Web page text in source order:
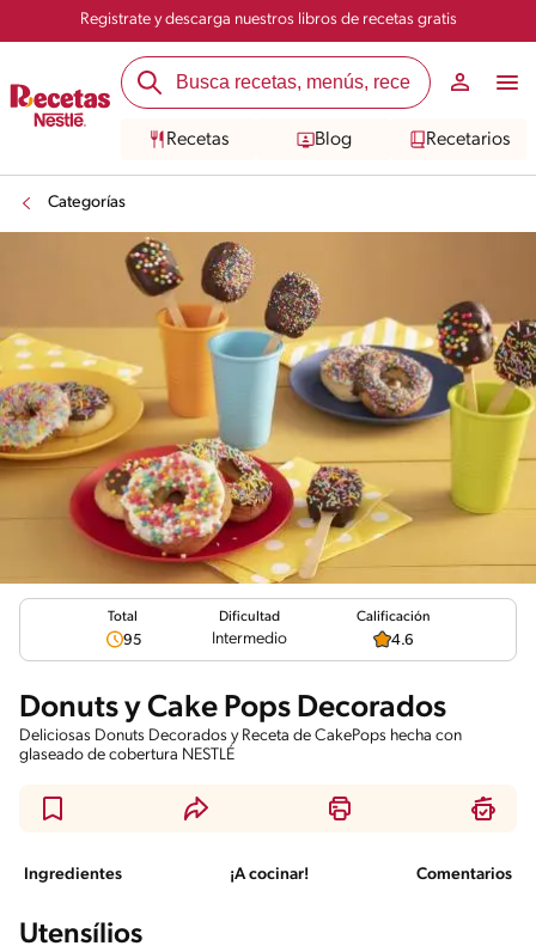
Registrate y descarga nuestros libros de recetas gratis
Recetas Blog Recetarios
Categorías
Total
95
Dificultad
Intermedio
Calificación
4.6
Donuts y Cake Pops Decorados
Deliciosas Donuts Decorados y Receta de CakePops hecha con
glaseado de cobertura NESTLÉ
Ingredientes ¡A cocinar! Comentarios
Utensílios